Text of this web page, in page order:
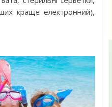
краще електронний),